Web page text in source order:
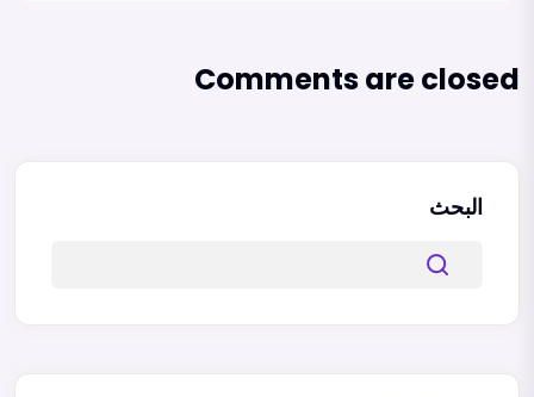
Comments are closed
البحث